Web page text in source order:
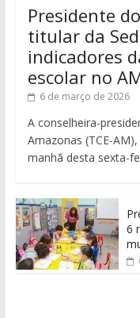
Presidente
titular da
indicadores
escolar no
6 de março de 2026
A conselheira-
Amazonas (TCE-
manhã desta sexta-
6